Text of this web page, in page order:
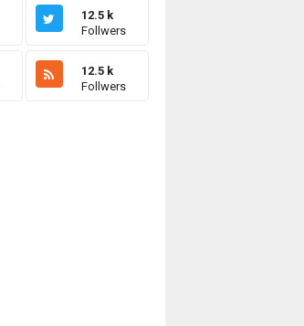
12.5 k
Follwers
12.5 k
Follwers